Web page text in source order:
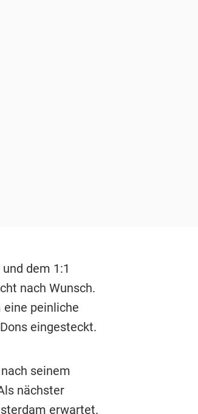
dem 1:1
nach Wunsch.
peinliche
eingesteckt.
seinem
nächster
erwartet.